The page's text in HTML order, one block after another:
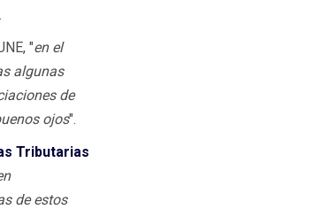
"en el
algunas
de
ojos".
Tributarias
de estos